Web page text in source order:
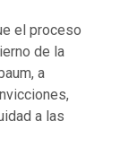
el proceso
de la
a
a las